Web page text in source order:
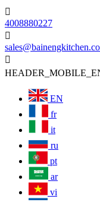

4008880227


EN
fr
it
ru
pt
ar
vi